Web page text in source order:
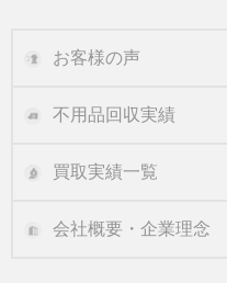
お客様の声
不用品回収実績
買取実績一覧
会社概要・企業理念